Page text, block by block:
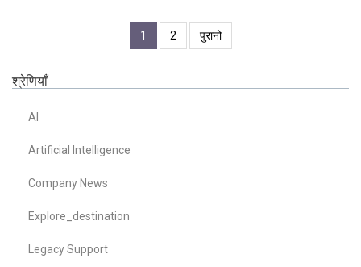
1 2 पुरानो
श्रेणियाँ
AI
Artificial Intelligence
Company News
Explore_destination
Legacy Support